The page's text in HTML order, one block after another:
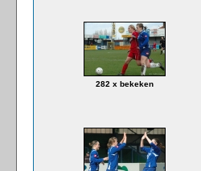
282 x bekeken